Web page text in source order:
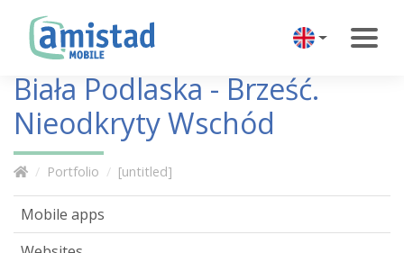
Biała Podlaska - Brześć.
Nieodkryty Wschód
Portfolio [untitled]
Mobile apps